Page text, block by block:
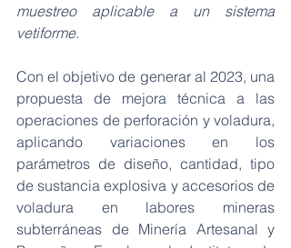
muestreo aplicable a un sistema
vetiforme.
Con el objetivo de generar al 2023, una
propuesta de mejora técnica a las
operaciones de perforación y voladura,
aplicando variaciones en los
parámetros de diseño, cantidad, tipo
de sustancia explosiva y accesorios de
voladura en labores mineras
subterráneas de Minería Artesanal y